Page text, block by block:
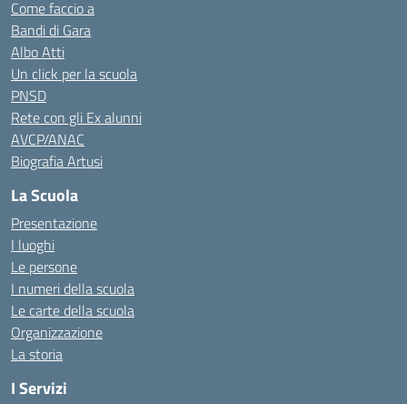
Come faccio a
Bandi di Gara
Albo Atti
Un click per la scuola
PNSD
Rete con gli Ex alunni
AVCP/ANAC
Biografia Artusi
La Scuola
Presentazione
I luoghi
Le persone
I numeri della scuola
Le carte della scuola
Organizzazione
La storia
I Servizi